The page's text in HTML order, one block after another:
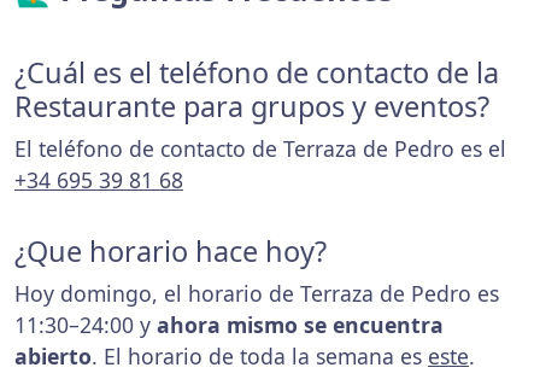
¿Cuál es el teléfono de contacto de la
Restaurante para grupos y eventos?
El teléfono de contacto de Terraza de Pedro es el
+34 695 39 81 68
¿Que horario hace hoy?
Hoy domingo, el horario de Terraza de Pedro es
11:30–24:00 y ahora mismo se encuentra
abierto. El horario de toda la semana es este.